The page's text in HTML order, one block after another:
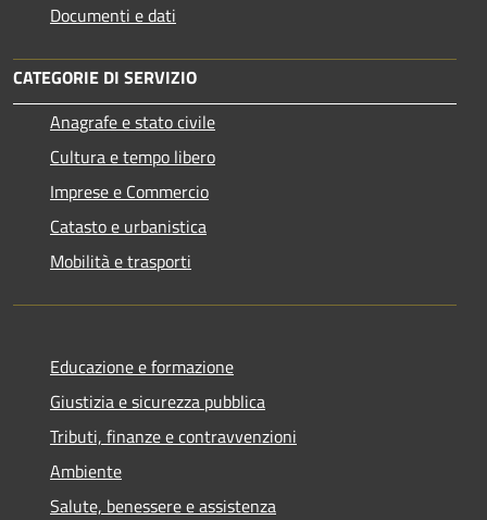
Documenti e dati
CATEGORIE DI SERVIZIO
Anagrafe e stato civile
Cultura e tempo libero
Imprese e Commercio
Catasto e urbanistica
Mobilità e trasporti
Educazione e formazione
Giustizia e sicurezza pubblica
Tributi, finanze e contravvenzioni
Ambiente
Salute, benessere e assistenza